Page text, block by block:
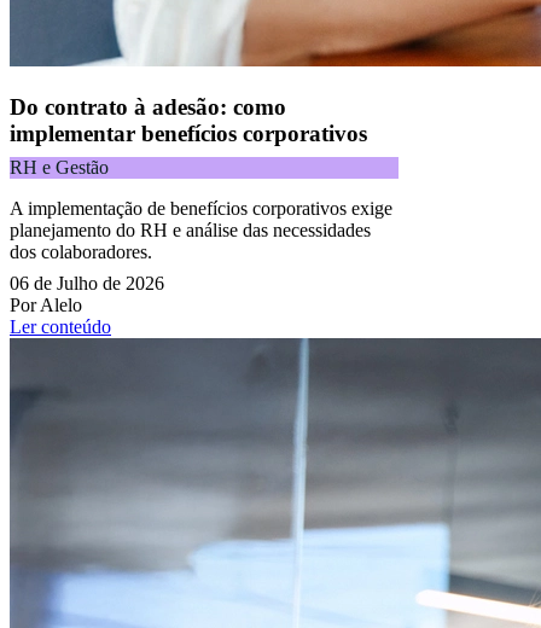
Do contrato à adesão: como
implementar benefícios corporativos
RH e Gestão
A implementação de benefícios corporativos exige
planejamento do RH e análise das necessidades
dos colaboradores.
06 de Julho de 2026
Por Alelo
Ler conteúdo